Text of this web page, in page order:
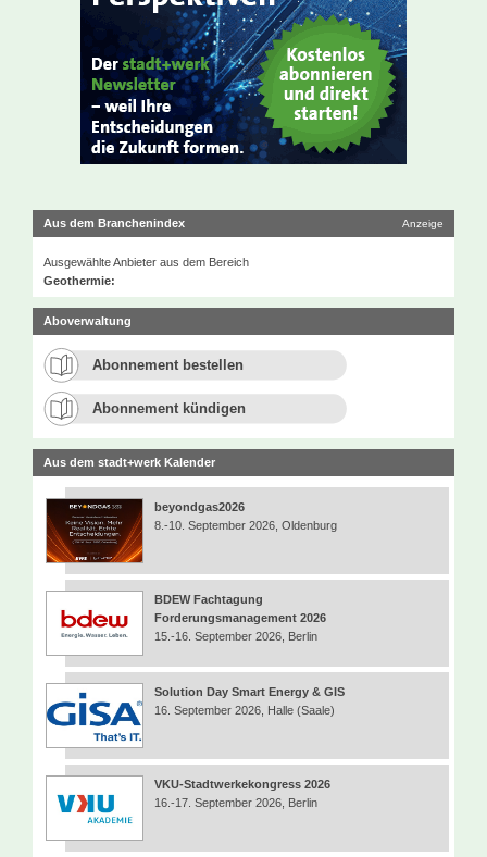
Aus dem Branchenindex Anzeige
Ausgewählte Anbieter aus dem Bereich
Geothermie:
Aboverwaltung
Abonnement bestellen
Abonnement kündigen
Aus dem stadt+werk Kalender
beyondgas2026
8.-10. September 2026, Oldenburg
BDEW Fachtagung
Forderungsmanagement 2026
15.-16. September 2026, Berlin
Solution Day Smart Energy & GIS
16. September 2026, Halle (Saale)
VKU-Stadtwerkekongress 2026
16.-17. September 2026, Berlin